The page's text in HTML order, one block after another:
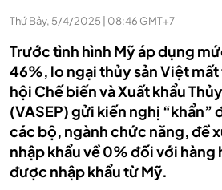
Thứ Bảy, 5/4/2025 | 08:46 GMT+7
Trước tình hình Mỹ áp dụng
46%, lo ngại thủy sản Việt
hội Chế biến và Xuất khẩu
(VASEP) gửi kiến nghị “khẩn”
các bộ, ngành chức năng, đề
nhập khẩu về 0% đối với hàng
được nhập khẩu từ Mỹ.